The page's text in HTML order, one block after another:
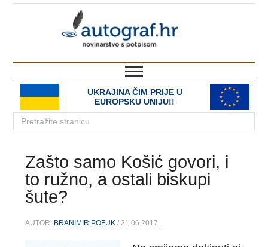
UKRAJINA ČIM PRIJE U
EUROPSKU UNIJU!!
Zašto samo Košić govori, i
to ružno, a ostali biskupi
šute?
AUTOR: BRANIMIR POFUK / 21.06.2017.